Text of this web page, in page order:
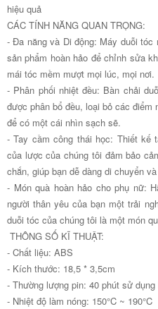
hiệu quả
CÁC TÍNH NĂNG QUAN TRỌNG:
- Đa năng và Di động: Máy duỗi
sản phẩm hoàn hảo để chỉnh sửa
mái tóc mềm mượt mọi lúc, mọi nơi.
- Phân phối nhiệt đều: Bàn chải
được phân bổ đều, loại bỏ các điểm
để có một cái nhìn sạch sẽ.
- Tay cầm công thái học: Thiết kế
của lược của chúng tôi đảm bảo
chắn, giúp bạn dễ dàng di chuyển
- Món quà hoàn hảo cho phụ nữ:
người thân yêu của bạn một trải
duỗi tóc của chúng tôi là một món
THÔNG SỐ KĨ THUẬT:
- Chất liệu: ABS
- Kích thước: 18,5 * 3,5cm
- Thường lượng pin: 40 phút sử dụng
- Nhiệt độ làm nóng: 150°C ~ 190°C